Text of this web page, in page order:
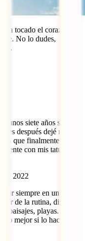
ha tocado el corazón y
No lo dudes,
.
unos siete años sin
después dejé mi
la que finalmente me
con mis tatuajes
de 2022
por siempre en un bonito
de la rutina, distraes
paisajes, playas. islas
mejor si lo haces con